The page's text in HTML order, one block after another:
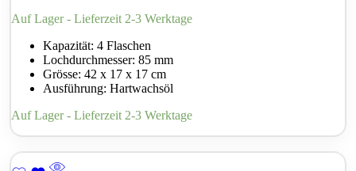
Auf Lager - Lieferzeit 2-3 Werktage
Kapazität: 4 Flaschen
Lochdurchmesser: 85 mm
Grösse: 42 x 17 x 17 cm
Ausführung: Hartwachsöl
Auf Lager - Lieferzeit 2-3 Werktage